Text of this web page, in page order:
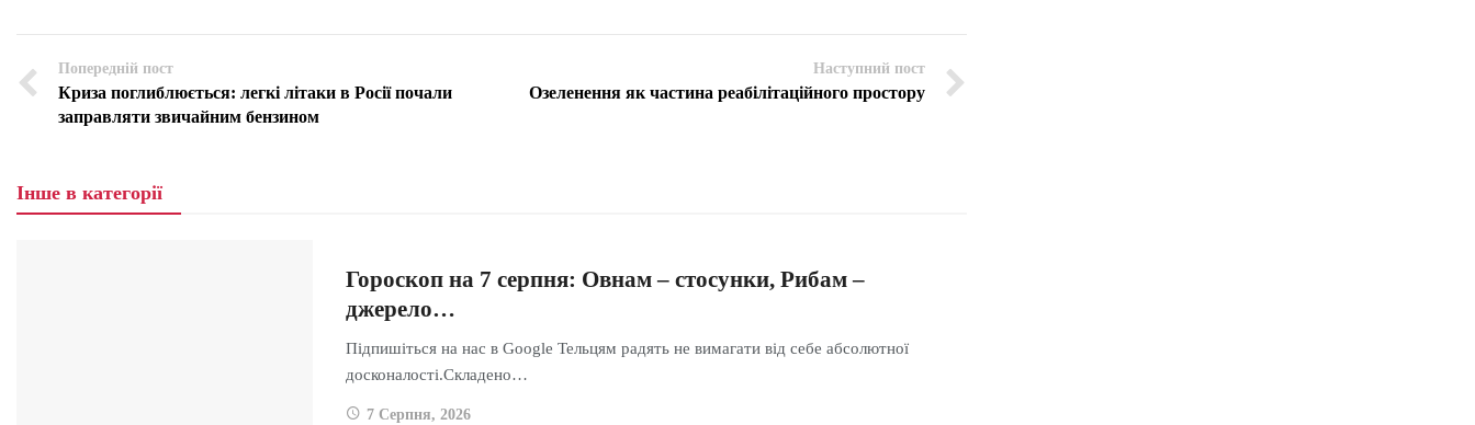
Попередній пост
Криза поглиблюється: легкі літаки в Росії почали
заправляти звичайним бензином
Наступний пост
Озеленення як частина реабілітаційного простору
Інше в категорії
Гороскоп на 7 серпня: Овнам – стосунки, Рибам –
джерело…
Підпишіться на нас в Google Тельцям радять не вимагати від себе абсолютної
досконалості.Складено…
7 Серпня, 2026